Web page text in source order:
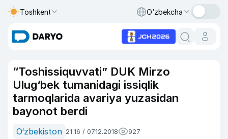
Toshkent O‘zbekcha
“Toshissiquvvati” DUK Mirzo
Ulug‘bek tumanidagi issiqlik
tarmoqlarida avariya yuzasidan
bayonot berdi
O‘zbekiston 21:16 / 07.12.2018 927